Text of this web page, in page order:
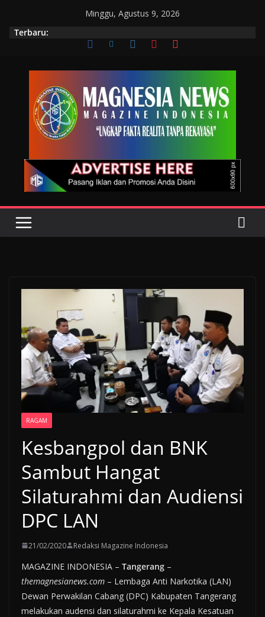
Minggu, Agustus 9, 2026
Terbaru:
RAGAM
Kesbangpol dan BNK
Sambut Hangat
Silaturahmi dan Audiensi
DPC LAN
21/02/2020 Redaksi Magazine Indonesia
MAGAZINE INDONESIA – Tangerang –
themagnesianews.com – Lembaga Anti Narkotika (LAN)
Dewan Perwakilan Cabang (DPC) Kabupaten Tangerang
melakukan audensi dan silaturahmi ke Kepala Kesatuan